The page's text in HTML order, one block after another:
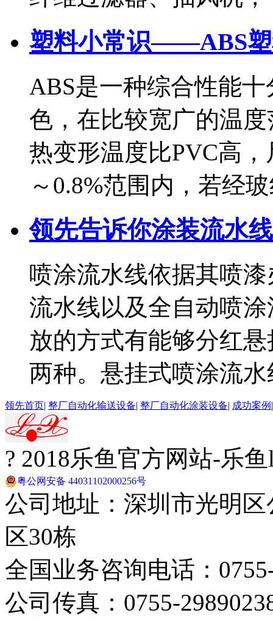
塑料小常识——ABS
ABS是一种综合性能
色，在比较宽广的温
热变形温度比PVC高
～0.8%范围内，若经
领先告诉你涂装流水
喷涂流水线依据其喷
流水线以及全自动喷
放的方式有能够分红
两种。悬挂式喷涂流水
领先首页| 整厂自动化输送设备| 整厂自动化涂装设备| 成功案例
? 2018乐鱼官方网站-乐
粤公网安备 44031102000256号
公司地址：深圳市光明
区30栋
全国业务咨询电话：
公司传真：0755-